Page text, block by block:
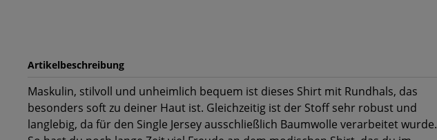
Artikelbeschreibung
Maskulin, stilvoll und unheimlich bequem ist dieses Shirt mit Rundhals, das
besonders soft zu deiner Haut ist. Gleichzeitig ist der Stoff sehr robust und
langlebig, da für den Single Jersey ausschließlich Baumwolle verarbeitet wurde.